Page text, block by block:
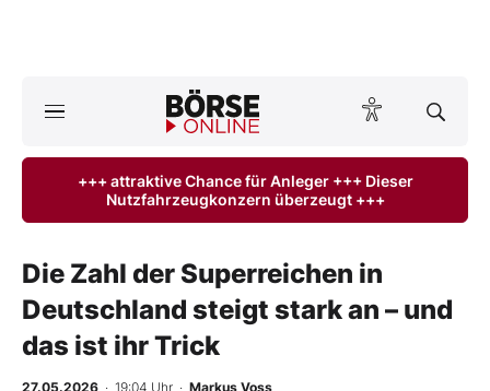
Anlageprodukte
Finanz-Check
Abo & Shop
+++ attraktive Chance für Anleger +++ Dieser
Nutzfahrzeugkonzern überzeugt +++
Die Zahl der Superreichen in
Deutschland steigt stark an – und
das ist ihr Trick
27.05.2026 · 19:04 Uhr · Markus Voss